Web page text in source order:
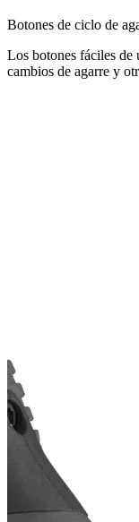
Botones de ciclo de
Los botones fáciles de
cambios de agarre y